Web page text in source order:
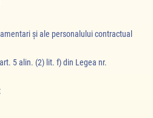
şi ale personalului contractual
5 alin. (2) lit. f) din Legea nr.